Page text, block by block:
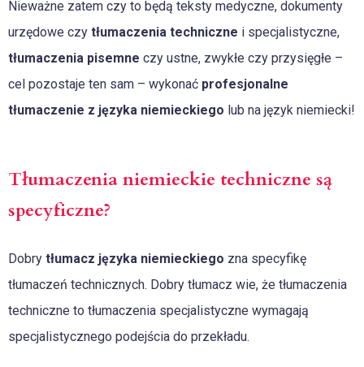
Nieważne zatem czy to będą teksty medyczne, dokumenty
urzędowe czy tłumaczenia techniczne i specjalistyczne,
tłumaczenia pisemne czy ustne, zwykłe czy przysięgłe –
cel pozostaje ten sam – wykonać profesjonalne
tłumaczenie z języka niemieckiego lub na język niemiecki!
Tłumaczenia niemieckie techniczne są
specyficzne?
Dobry tłumacz języka niemieckiego zna specyfikę
tłumaczeń technicznych. Dobry tłumacz wie, że tłumaczenia
techniczne to tłumaczenia specjalistyczne wymagają
specjalistycznego podejścia do przekładu.